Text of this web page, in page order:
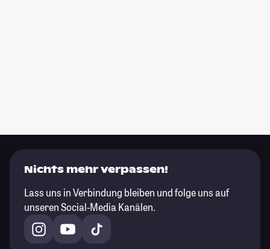
Nichts mehr verpassen!
Lass uns in Verbindung bleiben und folge uns auf
unseren Social-Media Kanälen.